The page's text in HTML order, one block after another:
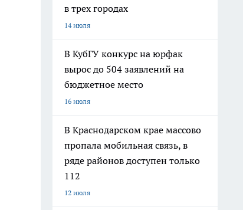
в трех городах
14 июля
В КубГУ конкурс на юрфак
вырос до 504 заявлений на
бюджетное место
16 июля
В Краснодарском крае массово
пропала мобильная связь, в
ряде районов доступен только
112
12 июля